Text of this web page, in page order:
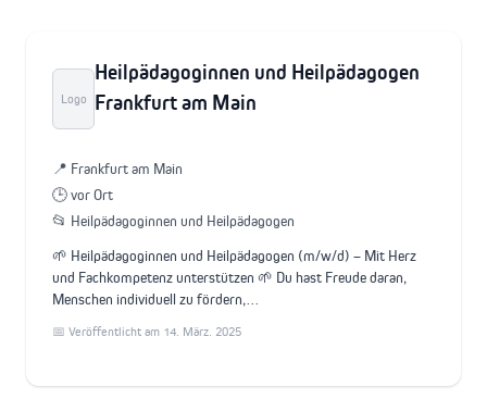
Logo
Heilpädagoginnen und Heilpädagogen
Frankfurt am Main
📍 Frankfurt am Main
🕒 vor Ort
📂 Heilpädagoginnen und Heilpädagogen
🌱 Heilpädagoginnen und Heilpädagogen (m/w/d) – Mit Herz
und Fachkompetenz unterstützen 🌱 Du hast Freude daran,
Menschen individuell zu fördern,…
📅 Veröffentlicht am 14. März. 2025